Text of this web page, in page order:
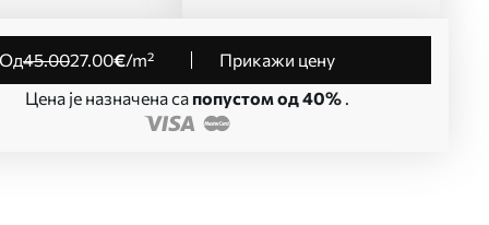
од45.0027.00€/m²
Прикажи цену
Цена је назначена са попустом од 40%.